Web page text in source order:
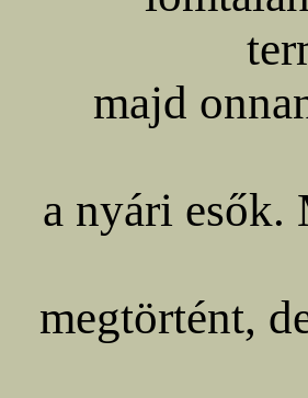
majd
a nyári esők.
megtörtént,